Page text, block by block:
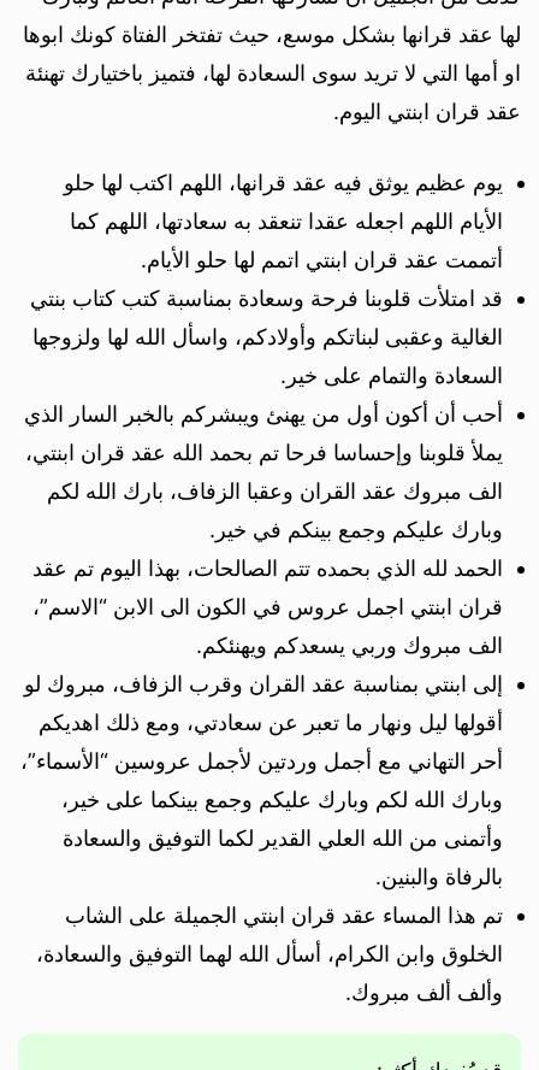
لها عقد قرانها بشكل موسع، حيث تفتخر الفتاة كونك ابوها
او أمها التي لا تريد سوى السعادة لها، فتميز باختيارك تهنئة
عقد قران ابنتي اليوم.
يوم عظيم يوثق فيه عقد قرانها، اللهم اكتب لها حلو
الأيام اللهم اجعله عقدا تنعقد به سعادتها، اللهم كما
أتممت عقد قران ابنتي اتمم لها حلو الأيام.
قد امتلأت قلوبنا فرحة وسعادة بمناسبة كتب كتاب بنتي
الغالية وعقبى لبناتكم وأولادكم، واسأل الله لها ولزوجها
السعادة والتمام على خير.
أحب أن أكون أول من يهنئ ويبشركم بالخبر السار الذي
يملأ قلوبنا وإحساسا فرحا تم بحمد الله عقد قران ابنتي،
الف مبروك عقد القران وعقبا الزفاف، بارك الله لكم
وبارك عليكم وجمع بينكم في خير.
الحمد لله الذي بحمده تتم الصالحات، بهذا اليوم تم عقد
قران ابنتي اجمل عروس في الكون الى الابن “الاسم”،
الف مبروك وربي يسعدكم ويهنئكم.
إلى ابنتي بمناسبة عقد القران وقرب الزفاف، مبروك لو
أقولها ليل ونهار ما تعبر عن سعادتي، ومع ذلك اهديكم
أحر التهاني مع أجمل وردتين لأجمل عروسين “الأسماء”،
وبارك الله لكم وبارك عليكم وجمع بينكما على خير،
وأتمنى من الله العلي القدير لكما التوفيق والسعادة
بالرفاة والبنين.
تم هذا المساء عقد قران ابنتي الجميلة على الشاب
الخلوق وابن الكرام، أسأل الله لهما التوفيق والسعادة،
وألف ألف مبروك.